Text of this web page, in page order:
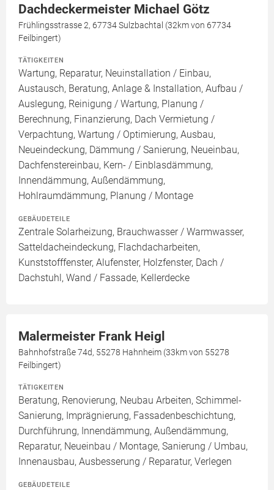
Dachdeckermeister Michael Götz
Frühlingsstrasse 2, 67734 Sulzbachtal (32km von 67734
Feilbingert)
TÄTIGKEITEN
Wartung, Reparatur, Neuinstallation / Einbau,
Austausch, Beratung, Anlage & Installation, Aufbau /
Auslegung, Reinigung / Wartung, Planung /
Berechnung, Finanzierung, Dach Vermietung /
Verpachtung, Wartung / Optimierung, Ausbau,
Neueindeckung, Dämmung / Sanierung, Neueinbau,
Dachfenstereinbau, Kern- / Einblasdämmung,
Innendämmung, Außendämmung,
Hohlraumdämmung, Planung / Montage
GEBÄUDETEILE
Zentrale Solarheizung, Brauchwasser / Warmwasser,
Satteldacheindeckung, Flachdacharbeiten,
Kunststofffenster, Alufenster, Holzfenster, Dach /
Dachstuhl, Wand / Fassade, Kellerdecke
Malermeister Frank Heigl
Bahnhofstraße 74d, 55278 Hahnheim (33km von 55278
Feilbingert)
TÄTIGKEITEN
Beratung, Renovierung, Neubau Arbeiten, Schimmel-
Sanierung, Imprägnierung, Fassadenbeschichtung,
Durchführung, Innendämmung, Außendämmung,
Reparatur, Neueinbau / Montage, Sanierung / Umbau,
Innenausbau, Ausbesserung / Reparatur, Verlegen
GEBÄUDETEILE